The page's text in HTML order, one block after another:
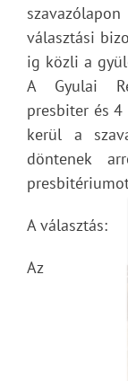
választási
ig közli a
A Gyulai
presbiter és
kerül a
döntenek
A választás:
Az